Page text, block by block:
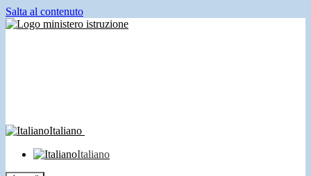
Salta al contenuto
Italiano
Italiano